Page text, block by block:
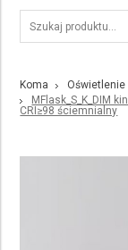
Koma
Oświetlenie
MFlask_S_K_DIM
CRI≥98 ściemnialny